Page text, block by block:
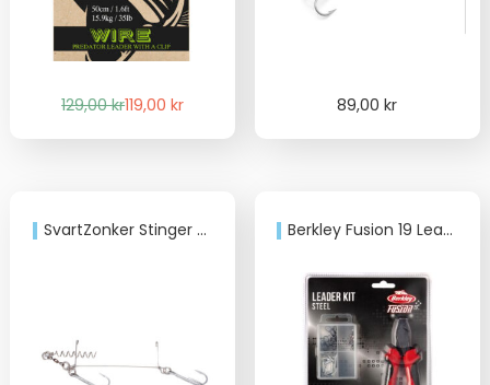
129,00krDet
119,00kr
Det
89,00kr
SvartZonker Stinger Small 2-pack Berkley Fusion 19 Leader Kit Pike 30LB